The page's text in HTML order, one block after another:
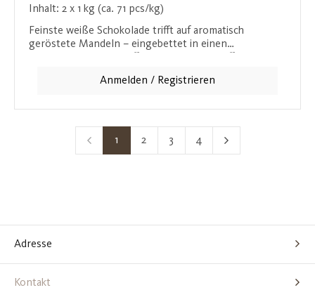
Inhalt: 2 x 1 kg (ca. 71 pcs/kg)
Feinste weiße Schokolade trifft auf aromatisch
geröstete Mandeln – eingebettet in einen
wird stilvoll in einer hochwertigen
die das Besondere schätzen.
Anmelden / Registrieren
Seite
1 Seite
2 Seite
3 Seite
4
Adresse
Kontakt